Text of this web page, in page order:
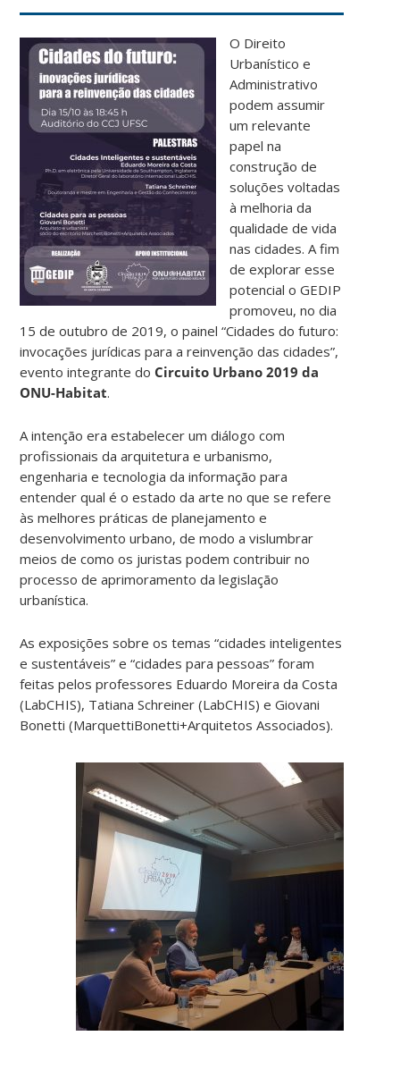
O Direito
Urbanístico e
Administrativo
podem assumir
um relevante
papel na
construção de
soluções voltadas
à melhoria da
qualidade de vida
nas cidades. A fim
de explorar esse
potencial o GEDIP
promoveu, no dia
15 de outubro de 2019, o painel “Cidades do futuro:
invocações jurídicas para a reinvenção das cidades”,
evento integrante do Circuito Urbano 2019 da
ONU-Habitat.
A intenção era estabelecer um diálogo com
profissionais da arquitetura e urbanismo,
engenharia e tecnologia da informação para
entender qual é o estado da arte no que se refere
às melhores práticas de planejamento e
desenvolvimento urbano, de modo a vislumbrar
meios de como os juristas podem contribuir no
processo de aprimoramento da legislação
urbanística.
As exposições sobre os temas “cidades inteligentes
e sustentáveis” e “cidades para pessoas” foram
feitas pelos professores Eduardo Moreira da Costa
(LabCHIS), Tatiana Schreiner (LabCHIS) e Giovani
Bonetti (MarquettiBonetti+Arquitetos Associados).